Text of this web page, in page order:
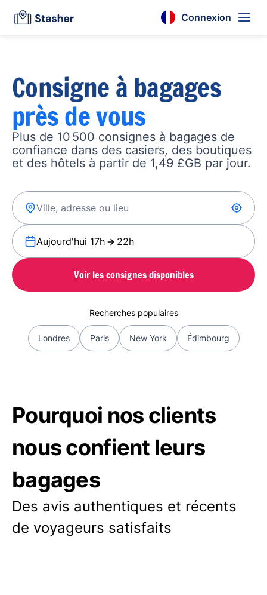
Connexion
Consigne à bagages
près de vous
Plus de 10 500 consignes à bagages de
confiance dans des casiers, des boutiques
et des hôtels à partir de 1,49 £GB par jour.
Aujourd'hui 17h 22h
Voir les consignes disponibles
Recherches populaires
Londres Paris New York Édimbourg
Pourquoi nos clients
nous confient leurs
bagages
Des avis authentiques et récents
de voyageurs satisfaits